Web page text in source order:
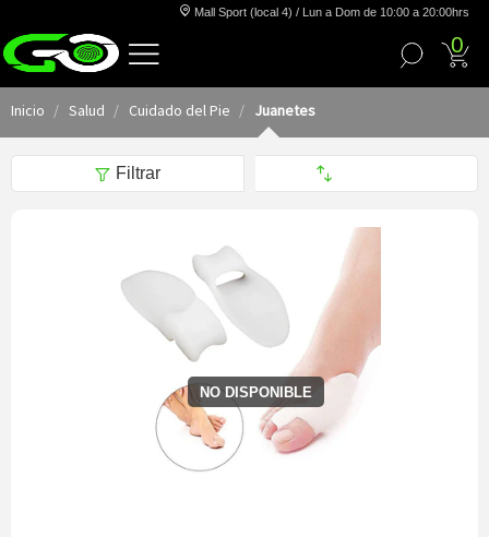
Mall Sport (local 4) / Lun a Dom de 10:00 a 20:00hrs
0
Inicio Salud Cuidado del Pie Juanetes
Filtrar
NO DISPONIBLE